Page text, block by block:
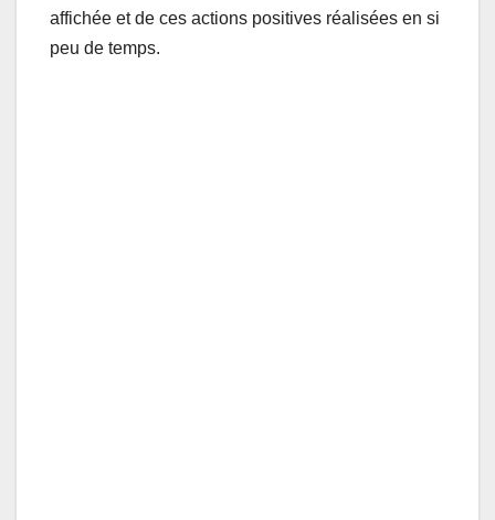
affichée et de ces actions positives réalisées en si
peu de temps.